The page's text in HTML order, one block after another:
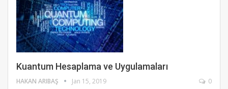
Kuantum Hesaplama ve Uygulamaları
HAKAN ARIBAŞ Jan 15, 2019 0